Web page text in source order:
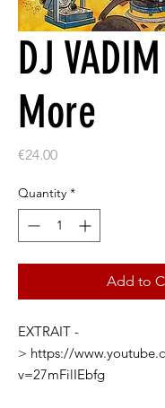
DJ
More
€24.00Price
Quantity *
Add to
EXTRAIT -
> https://
v=27mFilIEbfg